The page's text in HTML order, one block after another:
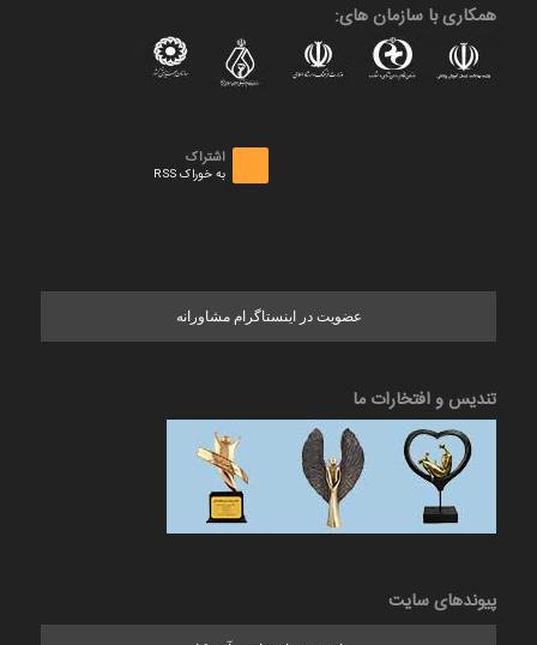
همکاری با سازمان های:
اشتراک
به خوراک RSS
عضویت در اینستاگرام مشاورانه
تندیس و افتخارات ما
پیوندهای سایت